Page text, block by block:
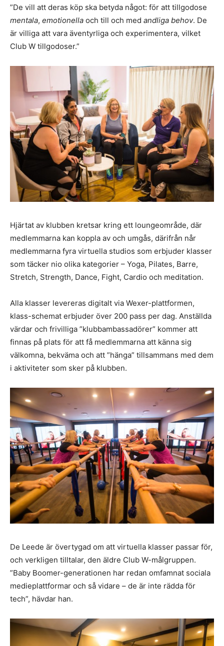
”De vill att deras köp ska betyda något: för att tillgodose
mentala, emotionella och till och med andliga behov. De
är villiga att vara äventyrliga och experimentera, vilket
Club W tillgodoser.”
Hjärtat av klubben kretsar kring ett loungeområde, där
medlemmarna kan koppla av och umgås, därifrån når
medlemmarna fyra virtuella studios som erbjuder klasser
som täcker nio olika kategorier – Yoga, Pilates, Barre,
Stretch, Strength, Dance, Fight, Cardio och meditation.
Alla klasser levereras digitalt via Wexer-plattformen,
klass-schemat erbjuder över 200 pass per dag. Anställda
värdar och frivilliga ”klubbambassadörer” kommer att
finnas på plats för att få medlemmarna att känna sig
välkomna, bekväma och att ”hänga” tillsammans med dem
i aktiviteter som sker på klubben.
De Leede är övertygad om att virtuella klasser passar för,
och verkligen tilltalar, den äldre Club W-målgruppen.
”Baby Boomer-generationen har redan omfamnat sociala
medieplattformar och så vidare – de är inte rädda för
tech”, hävdar han.